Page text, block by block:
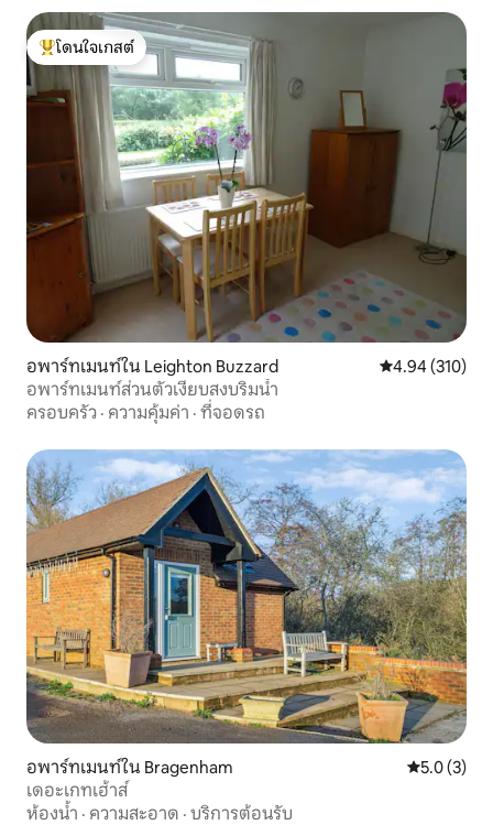
โดนใจเกสต์ที่สุด
โดนใจเกสต์
อพาร์ทเมนท์ใน Leighton Buzzard คะแนนเฉลี่ย
4.94 (310)
อพาร์ทเมนท์ส่วนตัวเงียบสงบริมน้ำ
ครอบครัว · ความคุ้มค่า · ที่จอดรถ
อพาร์ทเมนท์ใน Bragenham คะแนนเฉลี่
5.0 (3)
เดอะเกทเฮ้าส์
ห้องน้ำ · ความสะอาด · บริการต้อนรับ